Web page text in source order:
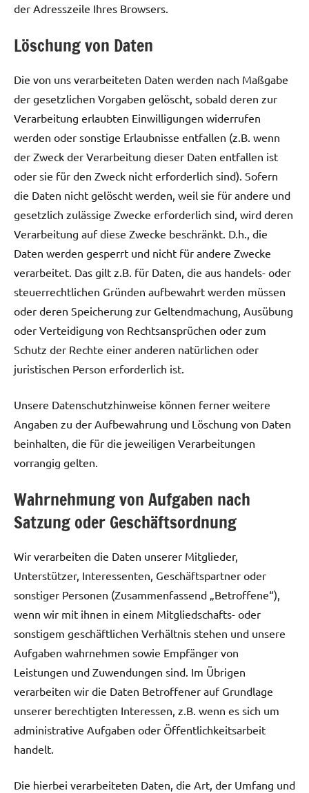
der Adresszeile Ihres Browsers.
Löschung von Daten
Die von uns verarbeiteten Daten werden nach Maßgabe
der gesetzlichen Vorgaben gelöscht, sobald deren zur
Verarbeitung erlaubten Einwilligungen widerrufen
werden oder sonstige Erlaubnisse entfallen (z.B. wenn
der Zweck der Verarbeitung dieser Daten entfallen ist
oder sie für den Zweck nicht erforderlich sind). Sofern
die Daten nicht gelöscht werden, weil sie für andere und
gesetzlich zulässige Zwecke erforderlich sind, wird deren
Verarbeitung auf diese Zwecke beschränkt. D.h., die
Daten werden gesperrt und nicht für andere Zwecke
verarbeitet. Das gilt z.B. für Daten, die aus handels- oder
steuerrechtlichen Gründen aufbewahrt werden müssen
oder deren Speicherung zur Geltendmachung, Ausübung
oder Verteidigung von Rechtsansprüchen oder zum
Schutz der Rechte einer anderen natürlichen oder
juristischen Person erforderlich ist.
Unsere Datenschutzhinweise können ferner weitere
Angaben zu der Aufbewahrung und Löschung von Daten
beinhalten, die für die jeweiligen Verarbeitungen
vorrangig gelten.
Wahrnehmung von Aufgaben nach
Satzung oder Geschäftsordnung
Wir verarbeiten die Daten unserer Mitglieder,
Unterstützer, Interessenten, Geschäftspartner oder
sonstiger Personen (Zusammenfassend „Betroffene“),
wenn wir mit ihnen in einem Mitgliedschafts- oder
sonstigem geschäftlichen Verhältnis stehen und unsere
Aufgaben wahrnehmen sowie Empfänger von
Leistungen und Zuwendungen sind. Im Übrigen
verarbeiten wir die Daten Betroffener auf Grundlage
unserer berechtigten Interessen, z.B. wenn es sich um
administrative Aufgaben oder Öffentlichkeitsarbeit
handelt.
Die hierbei verarbeiteten Daten, die Art, der Umfang und